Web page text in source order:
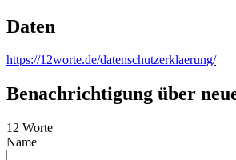
Daten
https://12worte.de/datenschutzerklaerung/
Benachrichtigung über
12 Worte
Name